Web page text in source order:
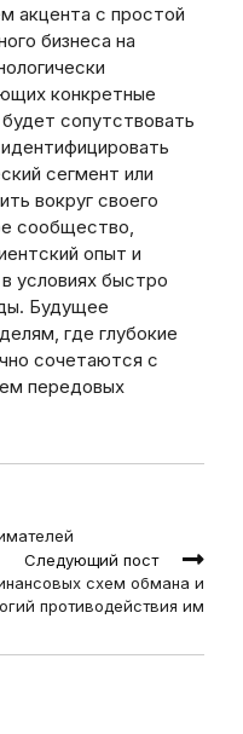
акцента с простой
бизнеса на
конкретные
сопутствовать
сегмент или
вокруг своего
сообщество,
опыт и
условиях быстро
Будущее
где глубокие
сочетаются с
передовых
Следующий пост
схем обмана и
противодействия им